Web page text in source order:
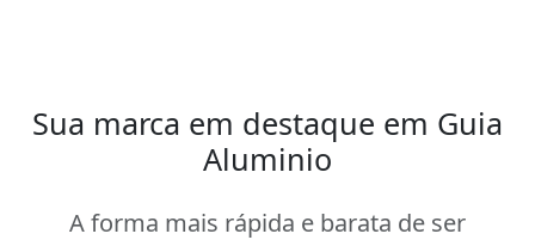
Sua marca em destaque em Guia
Aluminio
A forma mais rápida e barata de ser